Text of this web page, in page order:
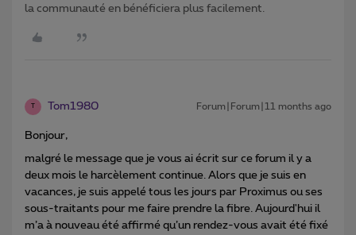
la communauté en bénéficiera plus facilement.
Tom1980 Forum|Forum|11 months ago
Bonjour,
malgré le message que je vous ai écrit sur ce forum il y a
deux mois le harcèlement continue. Alors que je suis en
vacances, je suis appelé tous les jours par Proximus ou ses
sous-traitants pour me faire prendre la fibre. Aujourd'hui il
m’a à nouveau été affirmé qu’un rendez-vous avait été fixé